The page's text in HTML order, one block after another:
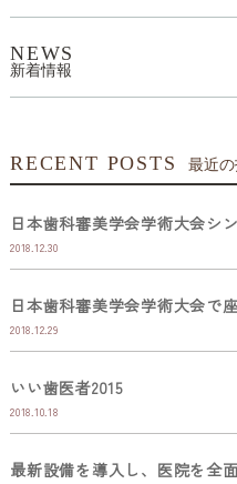
NEWS
新着情報
RECENT POSTS 最近
日本歯科審美学会学術大会シ
2018.12.30
日本歯科審美学会学術大会で
2018.12.29
いい歯医者2015
2018.10.18
最新設備を導入し、医院を全